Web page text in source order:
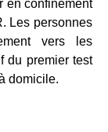
en confinement
Les personnes
vers les
du premier test
domicile.